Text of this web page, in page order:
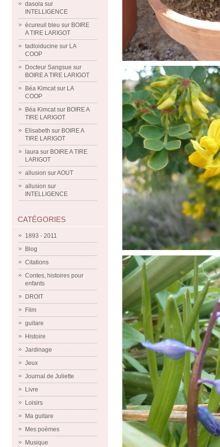
dasola sur
INTELLIGENCE
écureuil bleu sur BOIRE
A TIRE LARIGOT
tadloiducine sur LA
COOP
Docteur Sangsue sur
BOIRE A TIRE LARIGOT
Béa Kimcatsur LA
COOP
Béa Kimcatsur BOIRE A
TIRE LARIGOT
Elisabeth sur BOIRE A
TIRE LARIGOT
laura sur BOIRE A TIRE
LARIGOT
allusion surAOUT
allusion sur
INTELLIGENCE
CATÉGORIES
1893 - 2011
Blog
Citations
Contes, histoires pour
enfants
DROIT
Film
guitare
Histoire
Jardinage
Jeux
Journal de Juliette
Livre
Loisirs
Ma guitare
Mes poèmes
Musique